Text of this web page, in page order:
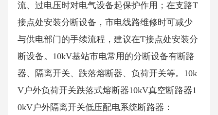
流、过电压时对电气设备起保护作用；在支路T
接点处安装分断设备，市电线路维修时可减少
与供电部门的手续流程，建议在T接点处安装分
断设备。10kV基站市电常用的分断设备有断路
器、隔离开关、跌落熔断器、负荷开关等。10k
V户外负荷开关跌落式熔断器10kV真空断路器1
0kV户外隔离开关低压配电系统断路器：